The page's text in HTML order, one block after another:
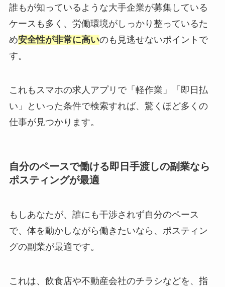
誰もが知っているような大手企業が募集している
ケースも多く、労働環境がしっかり整っているた
め安全性が非常に高いのも見逃せないポイントで
す。
これもスマホの求人アプリで「軽作業」「即日払
い」といった条件で検索すれば、驚くほど多くの
仕事が見つかります。
自分のペースで働ける即日手渡しの副業なら
ポスティングが最適
もしあなたが、誰にも干渉されず自分のペース
で、体を動かしながら働きたいなら、ポスティン
グの副業が最適です。
これは、飲食店や不動産会社のチラシなどを、指